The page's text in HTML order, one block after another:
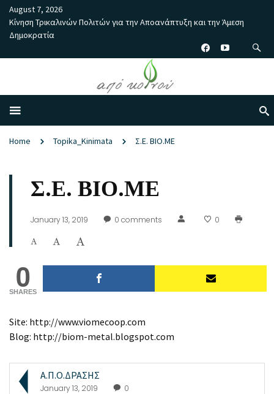
August 7, 2026
Κίνηση Τρικαλινών Πολιτών για την Αποανάπτυξη και την Άμεση
Δημοκρατία
Home Topika_Kinimata Σ.Ε. ΒΙΟ.ΜΕ
Σ.Ε. ΒΙΟ.ΜΕ
January 13, 2019 0 comments 0
0
SHARES
Site: http://www.viomecoop.com
Blog: http://biom-metal.blogspot.com
Α.Π.Ο.ΔΡΑΣΗΣ
January 13, 2019 0